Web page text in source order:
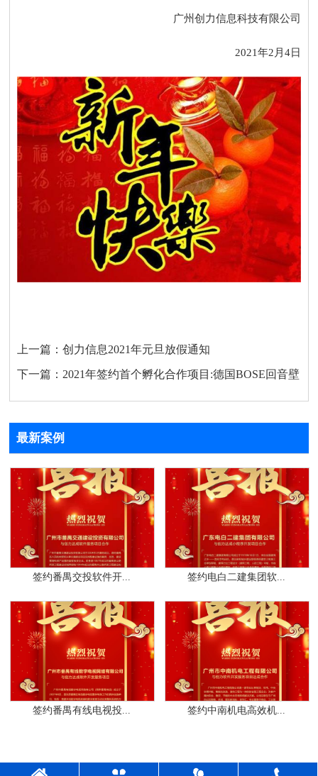
广州创力信息科技有限公司
2021年2月4日
上一篇：创力信息2021年元旦放假通知
下一篇：2021年签约首个孵化合作项目:德国BOSE回音壁
最新案例
签约番禺交投软件开... 签约电白二建集团软...
签约番禺有线电视投... 签约中南机电高效机...